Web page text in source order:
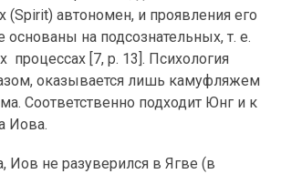
(Spirit) автономен, и проявления его
основаны на подсознательных, т. е.
процессах [7, p. 13]. Психология
оказывается лишь камуфляжем
Соответственно подходит Юнг и к
Иова.
не разуверился в Ягве (в